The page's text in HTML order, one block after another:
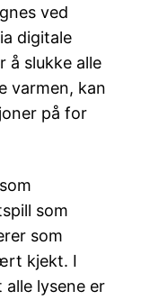
ved
digitale
å slukke alle
varmen, kan
på for
som
som
kjekt. I
lysene er